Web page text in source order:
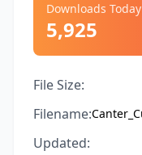
Downloads Today
5,925
File Size:
Filename:
Updated: